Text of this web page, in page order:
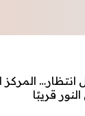
انتظار… المركز
قريبًا